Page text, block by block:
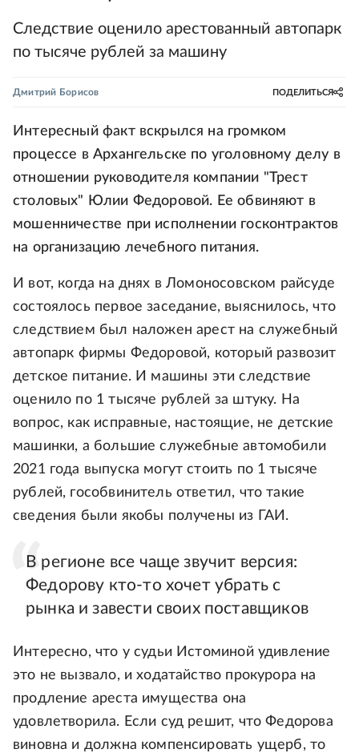
Следствие оценило арестованный автопарк
по тысяче рублей за машину
Дмитрий Борисов ПОДЕЛИТЬСЯ
Интересный факт вскрылся на громком
процессе в Архангельске по уголовному делу в
отношении руководителя компании "Трест
столовых" Юлии Федоровой. Ее обвиняют в
мошенничестве при исполнении госконтрактов
на организацию лечебного питания.
И вот, когда на днях в Ломоносовском райсуде
состоялось первое заседание, выяснилось, что
следствием был наложен арест на служебный
автопарк фирмы Федоровой, который развозит
детское питание. И машины эти следствие
оценило по 1 тысяче рублей за штуку. На
вопрос, как исправные, настоящие, не детские
машинки, а большие служебные автомобили
2021 года выпуска могут стоить по 1 тысяче
рублей, гособвинитель ответил, что такие
сведения были якобы получены из ГАИ.
В регионе все чаще звучит версия:
Федорову кто-то хочет убрать с
рынка и завести своих поставщиков
Интересно, что у судьи Истоминой удивление
это не вызвало, и ходатайство прокурора на
продление ареста имущества она
удовлетворила. Если суд решит, что Федорова
виновна и должна компенсировать ущерб, то